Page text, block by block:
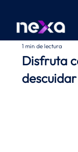
Disfruta
1 min de lectura